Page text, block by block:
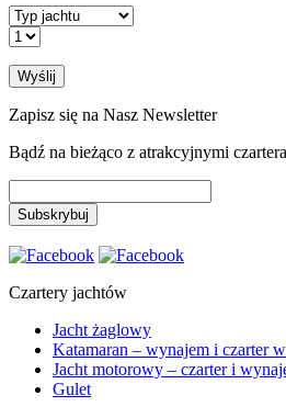
Zapisz się na Nasz Newsletter
Bądź na bieżąco z atrakcyjnymi
Czartery jachtów
Jacht żaglowy
Katamaran – wynajem i czarter
Jacht motorowy – czarter i
Gulet